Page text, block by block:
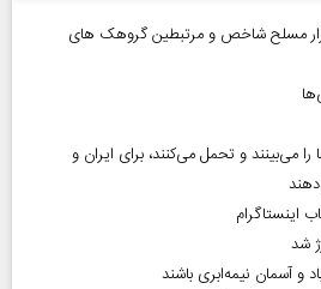
۸ نفر از اشرار مسلح شاخص و مرتبطین گروهک های
می‌بینند و تحمل می‌کنند، برای ایران و
اینستاگرام
شد
و آسمان نیمه‌ابری باشند